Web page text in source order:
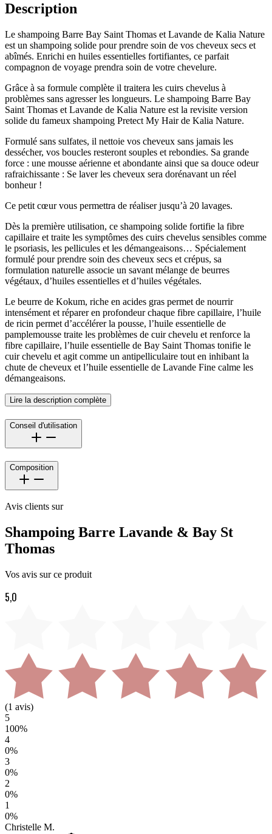
Description
Le shampoing Barre Bay Saint Thomas et Lavande de Kalia Nature
est un shampoing solide pour prendre soin de vos cheveux secs et
abîmés. Enrichi en huiles essentielles fortifiantes, ce parfait
compagnon de voyage prendra soin de votre chevelure.
Grâce à sa formule complète il traitera les cuirs chevelus à
problèmes sans agresser les longueurs. Le shampoing Barre Bay
Saint Thomas et Lavande de Kalia Nature est la revisite version
solide du fameux shampoing Pretect My Hair de Kalia Nature.
Formulé sans sulfates, il nettoie vos cheveux sans jamais les
dessécher, vos boucles resteront souples et rebondies. Sa grande
force : une mousse aérienne et abondante ainsi que sa douce odeur
rafraichissante : Se laver les cheveux sera dorénavant un réel
bonheur !
Ce petit cœur vous permettra de réaliser jusqu’à 20 lavages.
Dès la première utilisation, ce shampoing solide fortifie la fibre
capillaire et traite les symptômes des cuirs chevelus sensibles comme
le psoriasis, les pellicules et les démangeaisons… Spécialement
formulé pour prendre soin des cheveux secs et crépus, sa
formulation naturelle associe un savant mélange de beurres
végétaux, d’huiles essentielles et d’huiles végétales.
Le beurre de Kokum, riche en acides gras permet de nourrir
intensément et réparer en profondeur chaque fibre capillaire, l’huile
de ricin permet d’accélérer la pousse, l’huile essentielle de
pamplemousse traite les problèmes de cuir chevelu et renforce la
fibre capillaire, l’huile essentielle de Bay Saint Thomas tonifie le
cuir chevelu et agit comme un antipelliculaire tout en inhibant la
chute de cheveux et l’huile essentielle de Lavande Fine calme les
démangeaisons.
Lire la description complète
Conseil d'utilisation
Composition
Avis clients sur
Shampoing Barre Lavande & Bay St
Thomas
Vos avis sur ce produit
5,0
(1 avis)
5
100%
4
0%
3
0%
2
0%
1
0%
Christelle M.